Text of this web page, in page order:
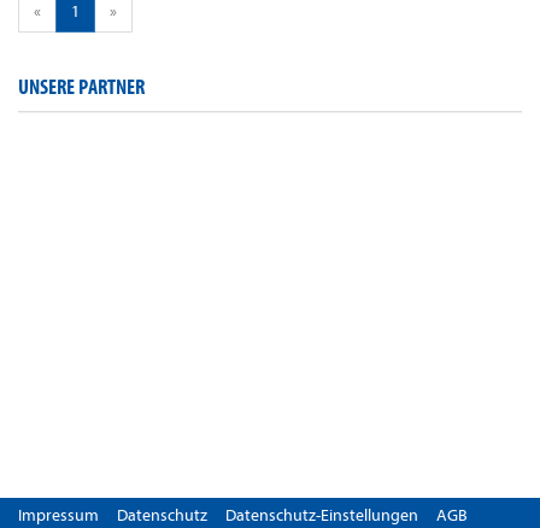
« 1 »
UNSERE PARTNER
Impressum Datenschutz Datenschutz-Einstellungen AGB